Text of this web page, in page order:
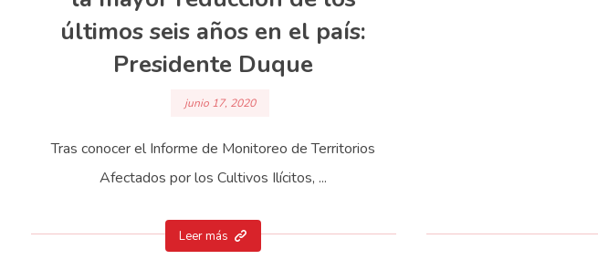
últimos seis años en el país:
Presidente Duque
junio 17, 2020
Tras conocer el Informe de Monitoreo de Territorios
Afectados por los Cultivos Ilícitos, ...
Leer más